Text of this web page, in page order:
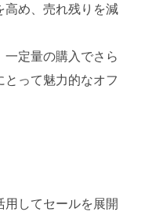
高め、売れ残りを減
定量の購入でさら
とって魅力的なオフ
用してセールを展開